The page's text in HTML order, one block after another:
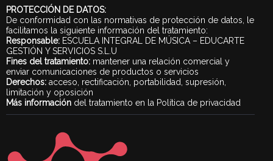
PROTECCIÓN DE DATOS:
De conformidad con las normativas de protección de datos, le
facilitamos la siguiente información del tratamiento:
Responsable: ESCUELA INTEGRAL DE MÚSICA – EDUCARTE
GESTIÓN Y SERVICIOS S.L.U
Fines del tratamiento: mantener una relación comercial y
enviar comunicaciones de productos o servicios
Derechos: acceso, rectificación, portabilidad, supresión,
limitación y oposición
Más información del tratamiento en la Política de privacidad